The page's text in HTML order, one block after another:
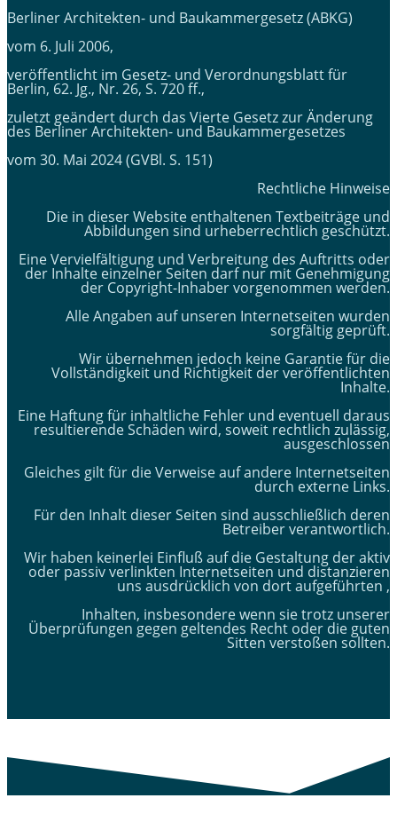
Berliner Architekten- und Baukammergesetz (ABKG)
vom 6. Juli 2006,
veröffentlicht im Gesetz- und Verordnungsblatt für
Berlin, 62. Jg., Nr. 26, S. 720 ff.,
zuletzt geändert durch das Vierte Gesetz zur Änderung
des Berliner Architekten- und Baukammergesetzes
vom 30. Mai 2024 (GVBl. S. 151)
Rechtliche Hinweise
Die in dieser Website enthaltenen Textbeiträge und
Abbildungen sind urheberrechtlich geschützt.
Eine Vervielfältigung und Verbreitung des Auftritts oder
der Inhalte einzelner Seiten darf nur mit Genehmigung
der Copyright-Inhaber vorgenommen werden.
Alle Angaben auf unseren Internetseiten wurden
sorgfältig geprüft.
Wir übernehmen jedoch keine Garantie für die
Vollständigkeit und Richtigkeit der veröffentlichten
Inhalte.
Eine Haftung für inhaltliche Fehler und eventuell daraus
resultierende Schäden wird, soweit rechtlich zulässig,
ausgeschlossen
Gleiches gilt für die Verweise auf andere Internetseiten
durch externe Links.
Für den Inhalt dieser Seiten sind ausschließlich deren
Betreiber verantwortlich.
Wir haben keinerlei Einfluß auf die Gestaltung der aktiv
oder passiv verlinkten Internetseiten und distanzieren
uns ausdrücklich von dort aufgeführten ,
Inhalten, insbesondere wenn sie trotz unserer
Überprüfungen gegen geltendes Recht oder die guten
Sitten verstoßen sollten.